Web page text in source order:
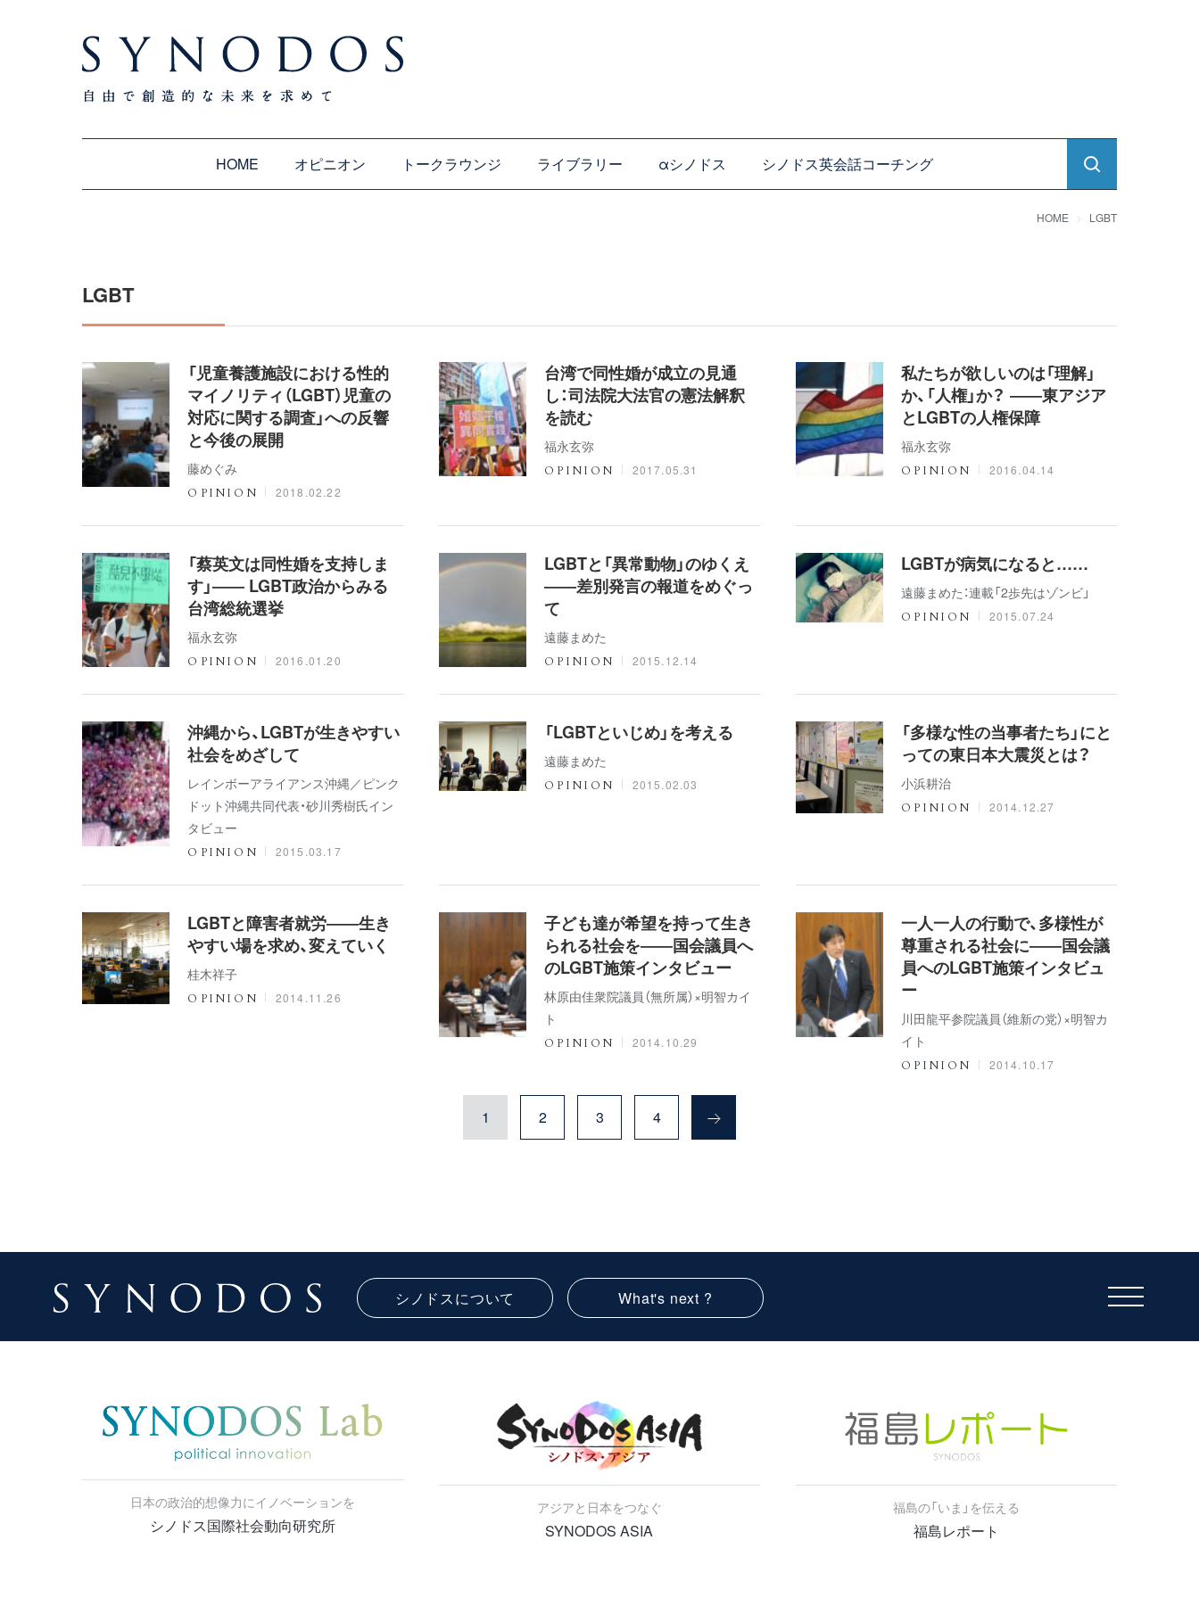
HOME オピニオン トークラウンジ ライブラリー αシノドス シノドス英会話コーチング
HOME LGBT
LGBT
「児童養護施設における性的
マイノリティ（LGBT）児童の
対応に関する調査」への反響
と今後の展開
藤めぐみ
OPINION 2018.02.22
台湾で同性婚が成立の見通
し：司法院大法官の憲法解釈
を読む
福永玄弥
OPINION 2017.05.31
私たちが欲しいのは「理解」
か、「人権」か？ ――東アジア
とLGBTの人権保障
福永玄弥
OPINION 2016.04.14
「蔡英文は同性婚を支持しま
す」―― LGBT政治からみる
台湾総統選挙
福永玄弥
OPINION 2016.01.20
LGBTと「異常動物」のゆくえ
――差別発言の報道をめぐっ
て
遠藤まめた
OPINION 2015.12.14
LGBTが病気になると……
遠藤まめた：連載「2歩先はゾンビ」
OPINION 2015.07.24
沖縄から、LGBTが生きやすい
社会をめざして
レインボーアライアンス沖縄／ピンク
ドット沖縄共同代表・砂川秀樹氏イン
タビュー
OPINION 2015.03.17
「LGBTといじめ」を考える
遠藤まめた
OPINION 2015.02.03
「多様な性の当事者たち」にと
っての東日本大震災とは？
小浜耕治
OPINION 2014.12.27
LGBTと障害者就労――生き
やすい場を求め、変えていく
桂木祥子
OPINION 2014.11.26
子ども達が希望を持って生き
られる社会を――国会議員へ
のLGBT施策インタビュー
林原由佳衆院議員（無所属）×明智カイ
ト
OPINION 2014.10.29
一人一人の行動で、多様性が
尊重される社会に――国会議
員へのLGBT施策インタビュ
ー
川田龍平参院議員（維新の党）×明智カ
イト
OPINION 2014.10.17
1 2 3 4
シノドスについて What's next ?
日本の政治的想像力にイノベーションを
シノドス国際社会動向研究所
アジアと日本をつなぐ
SYNODOS ASIA
福島の「いま」を伝える
福島レポート